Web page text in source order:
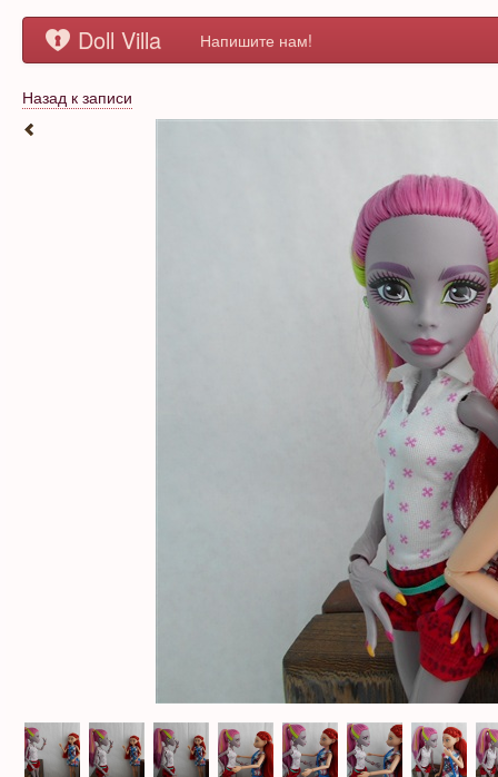
Doll Villa Напишите нам!
Назад к записи